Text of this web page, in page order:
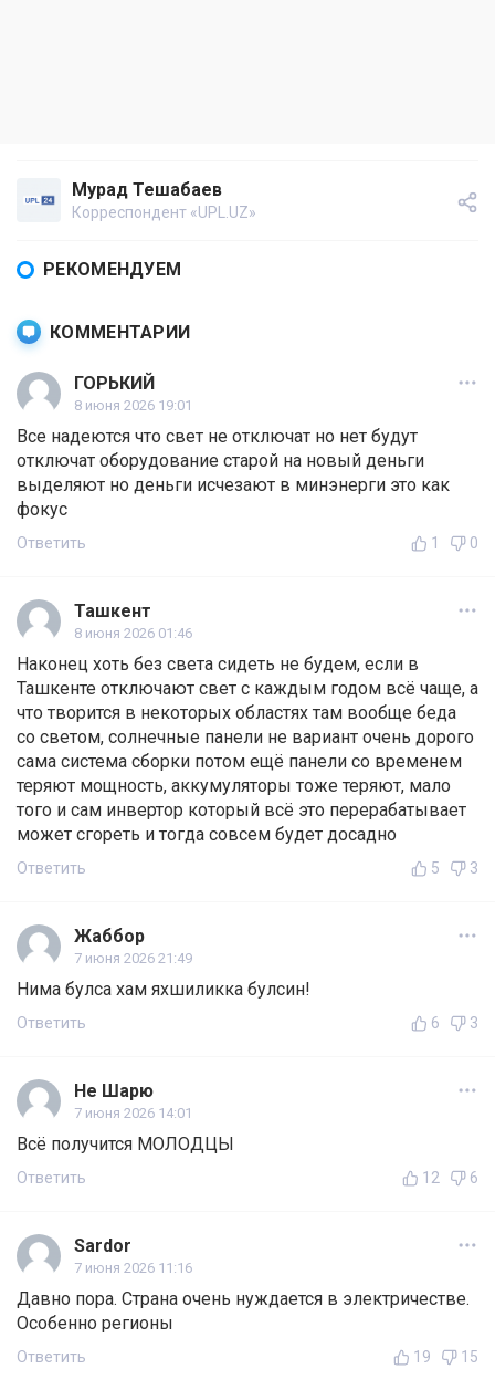
Мурад Тешабаев
Корреспондент «UPL.UZ»
РЕКОМЕНДУЕМ
КОММЕНТАРИИ
ГОРЬКИЙ
8 июня 2026 19:01
Все надеются что свет не отключат но нет будут
отключат оборудование старой на новый деньги
выделяют но деньги исчезают в минэнерги это как
фокус
Ответить 1 0
Ташкент
8 июня 2026 01:46
Наконец хоть без света сидеть не будем, если в
Ташкенте отключают свет с каждым годом всё чаще, а
что творится в некоторых областях там вообще беда
со светом, солнечные панели не вариант очень дорого
сама система сборки потом ещё панели со временем
теряют мощность, аккумуляторы тоже теряют, мало
того и сам инвертор который всё это перерабатывает
может сгореть и тогда совсем будет досадно
Ответить 5 3
Жаббор
7 июня 2026 21:49
Нима булса хам яхшиликка булсин!
Ответить 6 3
Не Шарю
7 июня 2026 14:01
Всё получится МОЛОДЦЫ
Ответить 12 6
Sardor
7 июня 2026 11:16
Давно пора. Страна очень нуждается в электричестве.
Особенно регионы
Ответить 19 15